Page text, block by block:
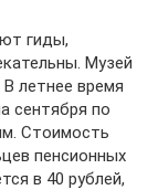
гиды,
Музей
летнее время
сентября по
Стоимость
пенсионных
в 40 рублей,